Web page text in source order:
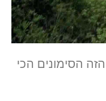
הסימונים הכי